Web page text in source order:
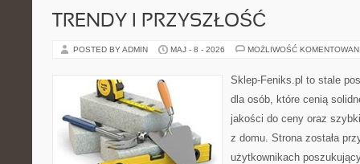
TRENDY I PRZYSZŁOŚĆ
POSTED BY ADMIN MAJ - 8 - 2026 MOŻLIWOŚĆ
Sklep-Feniks.pl to stale
dla osób, które cenią
jakości do ceny oraz
z domu. Strona została
użytkownikach